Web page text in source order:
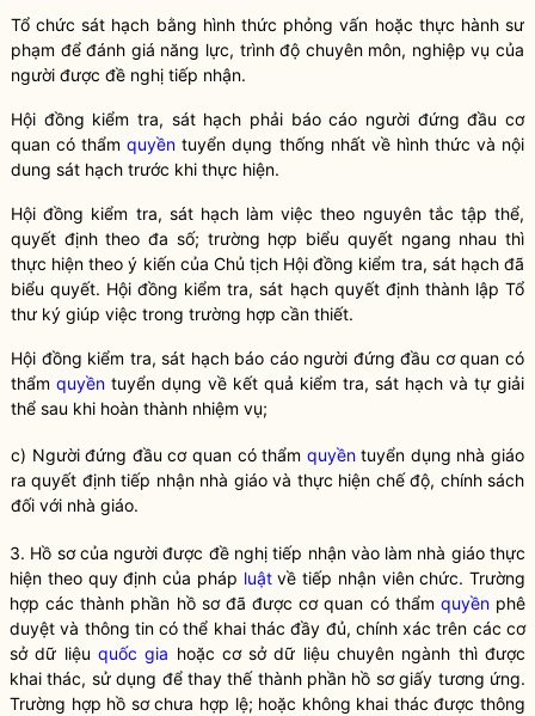
Tổ chức sát hạch bằng hình thức phỏng vấn hoặc thực hành sư
phạm để đánh giá năng lực, trình độ chuyên môn, nghiệp vụ của
người được đề nghị tiếp nhận.
Hội đồng kiểm tra, sát hạch phải báo cáo người đứng đầu cơ
quan có thẩmquyền tuyển dụng thống nhất về hình thức và nội
dung sát hạch trước khi thực hiện.
Hội đồng kiểm tra, sát hạch làm việc theo nguyên tắc tập thể,
quyết định theo đa số; trường hợp biểu quyết ngang nhau thì
thực hiện theo ý kiến của Chủ tịch Hội đồng kiểm tra, sát hạch đã
biểu quyết. Hội đồng kiểm tra, sát hạch quyết định thành lập Tổ
thư ký giúp việc trong trường hợp cần thiết.
Hội đồng kiểm tra, sát hạch báo cáo người đứng đầu cơ quan có
thẩm quyền tuyển dụng về kết quả kiểm tra, sát hạch và tự giải
thể sau khi hoàn thành nhiệm vụ;
c) Người đứng đầu cơ quan có thẩm quyềntuyển dụng nhà giáo
ra quyết định tiếp nhận nhà giáo và thực hiện chế độ, chính sách
đối với nhà giáo.
3. Hồ sơ của người được đề nghị tiếp nhận vào làm nhà giáo thực
hiện theo quy định của pháp luậtvề tiếp nhận viên chức. Trường
hợp các thành phần hồ sơ đã được cơ quan có thẩm quyềnphê
duyệt và thông tin có thể khai thác đầy đủ, chính xác trên các cơ
sở dữ liệu quốc gia hoặc cơ sở dữ liệu chuyên ngành thì được
khai thác, sử dụng để thay thế thành phần hồ sơ giấy tương ứng.
Trường hợp hồ sơ chưa hợp lệ; hoặc không khai thác được thông